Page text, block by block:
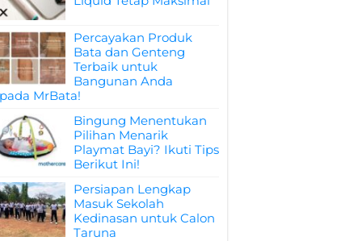
Percayakan Produk
Bata dan Genteng
Terbaik untuk
Bangunan Anda
MrBata!
Bingung Menentukan
Pilihan Menarik
Playmat Bayi? Ikuti Tips
Berikut Ini!
Persiapan Lengkap
Masuk Sekolah
Kedinasan untuk Calon
Taruna